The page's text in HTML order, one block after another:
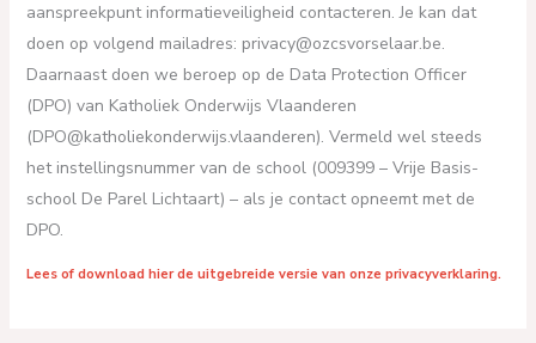
aanspreekpunt informatieveiligheid contacteren. Je kan dat
doen op volgend mailadres: privacy@ozcsvorselaar.be.
Daarnaast doen we beroep op de Data Protection Officer
(DPO) van Katholiek Onderwijs Vlaanderen
(DPO@katholiekonderwijs.vlaanderen). Vermeld wel steeds
het instellingsnummer van de school (009399 – Vrije Basis-
school De Parel Lichtaart) – als je contact opneemt met de
DPO.
Lees of download hier de uitgebreide versie van onze privacyverklaring.